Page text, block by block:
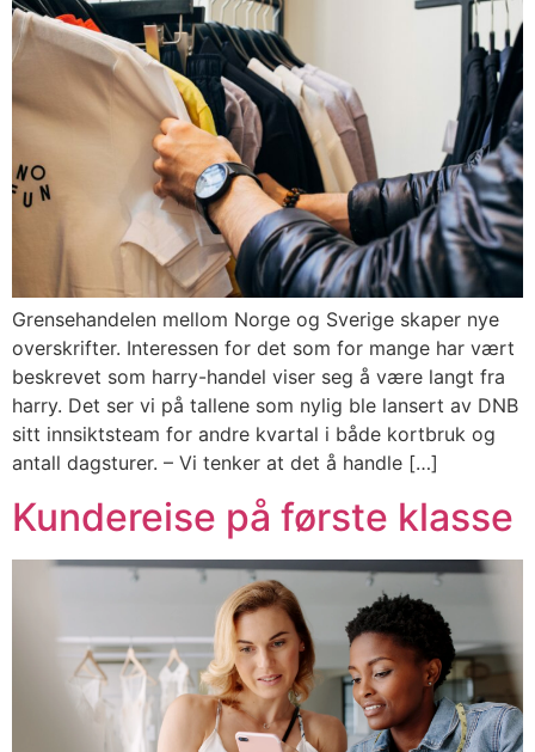
Grensehandelen mellom Norge og Sverige skaper nye
overskrifter. Interessen for det som for mange har vært
beskrevet som harry-handel viser seg å være langt fra
harry. Det ser vi på tallene som nylig ble lansert av DNB
sitt innsiktsteam for andre kvartal i både kortbruk og
antall dagsturer. – Vi tenker at det å handle […]
Kundereise på første klasse